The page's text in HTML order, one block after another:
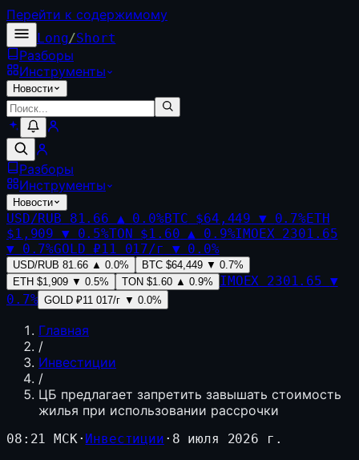
Перейти к содержимому
Long/Short
Разборы
Инструменты
Новости
Разборы
Инструменты
Новости
USD/RUB 81.66 ▲ 0.0%BTC $64,449 ▼ 0.7%ETH
$1,909 ▼ 0.5%TON $1.60 ▲ 0.9%IMOEX 2301.65
▼ 0.7%GOLD ₽11 017/г ▼ 0.0%
USD/RUB 81.66 ▲ 0.0% BTC $64,449 ▼ 0.7%
ETH $1,909 ▼ 0.5% TON $1.60 ▲ 0.9% IMOEX 2301.65 ▼
0.7% GOLD ₽11 017/г ▼ 0.0%
Главная
/
Инвестиции
/
ЦБ предлагает запретить завышать стоимость
жилья при использовании рассрочки
08:21 МСК· Инвестиции · 8 июля 2026 г.